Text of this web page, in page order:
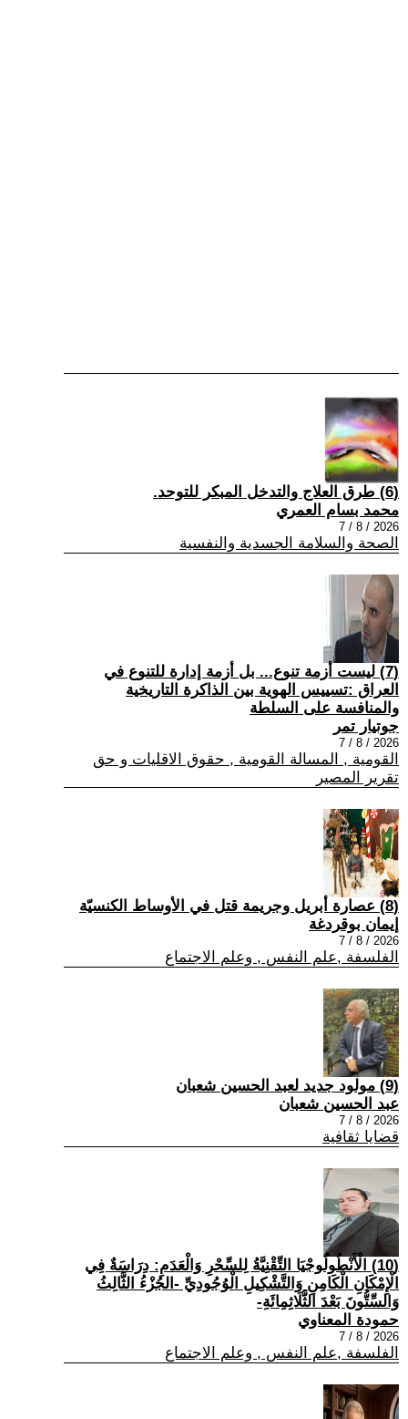
(6) طرق العلاج والتدخل المبكر للتوحد.
محمد بسام العمري
2026 / 8 / 7
الصحة والسلامة الجسدية والنفسية
(7) ليست أزمة تنوع... بل أزمة إدارة للتنوع في
العراق :تسييس الهوية بين الذاكرة التاريخية
والمنافسة على السلطة
جوتيار تمر
2026 / 8 / 7
القومية , المسالة القومية , حقوق الاقليات و حق
تقرير المصير
(8) عصارة أبريل وجريمة قتل في الأوساط الكنسيّة
إيمان بوقردغة
2026 / 8 / 7
الفلسفة ,علم النفس , وعلم الاجتماع
(9) مولود جديد لعبد الحسين شعبان
عبد الحسين شعبان
2026 / 8 / 7
قضايا ثقافية
(10) الْأَنْطُولُوجْيَا التِّقْنِيَّةُ لِلسِّحْرِ وَالْعَدَمِ: دِرَاسَةٌ فِي
الْإِمْكَانِ الْكَامِنِ وَالتَّشْكِيلِ الْوُجُودِيِّ -الجُزْءُ الثَّالِثُ
وَالسِّتُّونَ بَعْدَ الثَّلَاثِمِائَةِ-
حمودة المعناوي
2026 / 8 / 7
الفلسفة ,علم النفس , وعلم الاجتماع